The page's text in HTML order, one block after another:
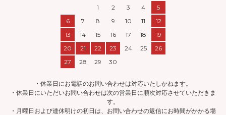
1
2 3 4
5
6
7 8 9 10 11
12
13
14 15 16 17 18
19
20
21 22 23 24 25
26
27
28 29 30
・休業日にお電話のお問い合わせは対応いたしかねます。
・休業日にいただいお問い合わせは次の営業日に順次対応させていただきま
す。
・月曜日および連休明けの初日は、お問い合わせの返信にお時間がかかる場